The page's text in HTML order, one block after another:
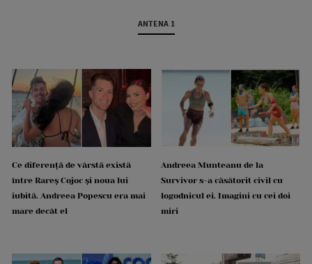
ANTENA 1
Ce diferență de vârstă există
între Rareș Cojoc și noua lui
iubită. Andreea Popescu era mai
mare decât el
Andreea Munteanu de la
Survivor s-a căsătorit civil cu
logodnicul ei. Imagini cu cei doi
miri